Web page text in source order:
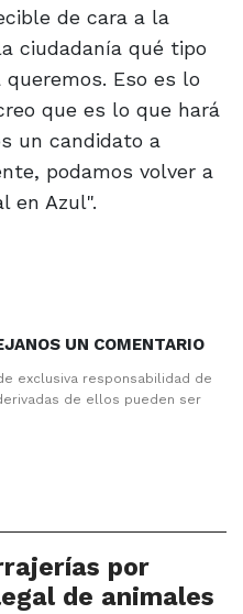
de cara a la
ciudadanía qué tipo
Eso es lo
que es lo que hará
un candidato a
podamos volver a
en Azul".
UN COMENTARIO
exclusiva responsabilidad de
de ellos pueden ser
por
de animales